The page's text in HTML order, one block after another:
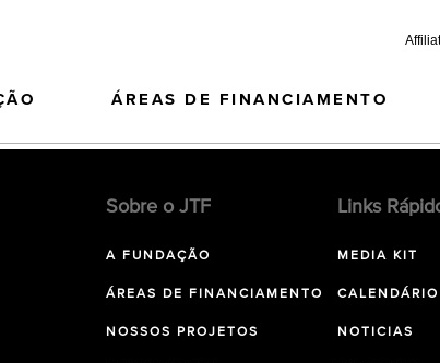
ÁREAS DE FINANCIAMENTO
Sobre o JTF
A FUNDAÇÃO
ÁREAS DE FINANCIAMENTO
NOSSOS PROJETOS
Links
MEDIA KIT
CALENDÁRIO
NOTICIAS